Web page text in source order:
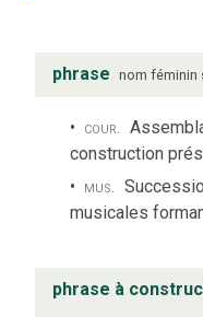
phrase nom féminin
cour.
construction
mus.
musicales
phrase à